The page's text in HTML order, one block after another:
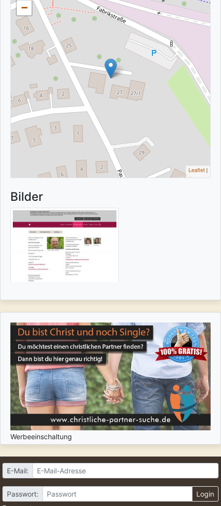
−
Leaflet |
Bilder
Werbeeinschaltung
E-Mail:
Passwort:
Login